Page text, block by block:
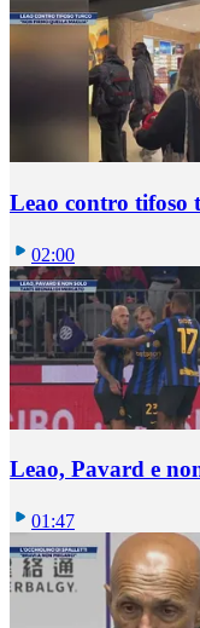
Leao contro tifoso
02:00
Leao, Pavard e
01:47